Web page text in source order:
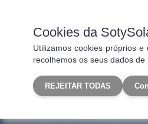
Cookies da
Utilizamos cookies próprios
recolhemos os seus dados
REJEITAR TODAS